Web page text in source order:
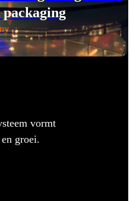
packaging
vormt
groei.